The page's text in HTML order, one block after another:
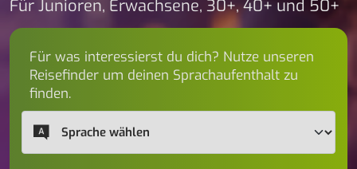
Für Junioren, Erwachsene, 30+, 40+ und 50+
Für was interessierst du dich? Nutze unseren
Reisefinder um deinen Sprachaufenthalt zu
finden.